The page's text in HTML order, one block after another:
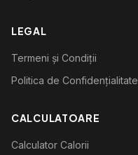
LEGAL
Termeni și Condiții
Politica de Confidențialitate
CALCULATOARE
Calculator Calorii